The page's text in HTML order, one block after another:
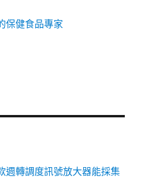
保健食品專家
週轉調度訊號放大器能採集